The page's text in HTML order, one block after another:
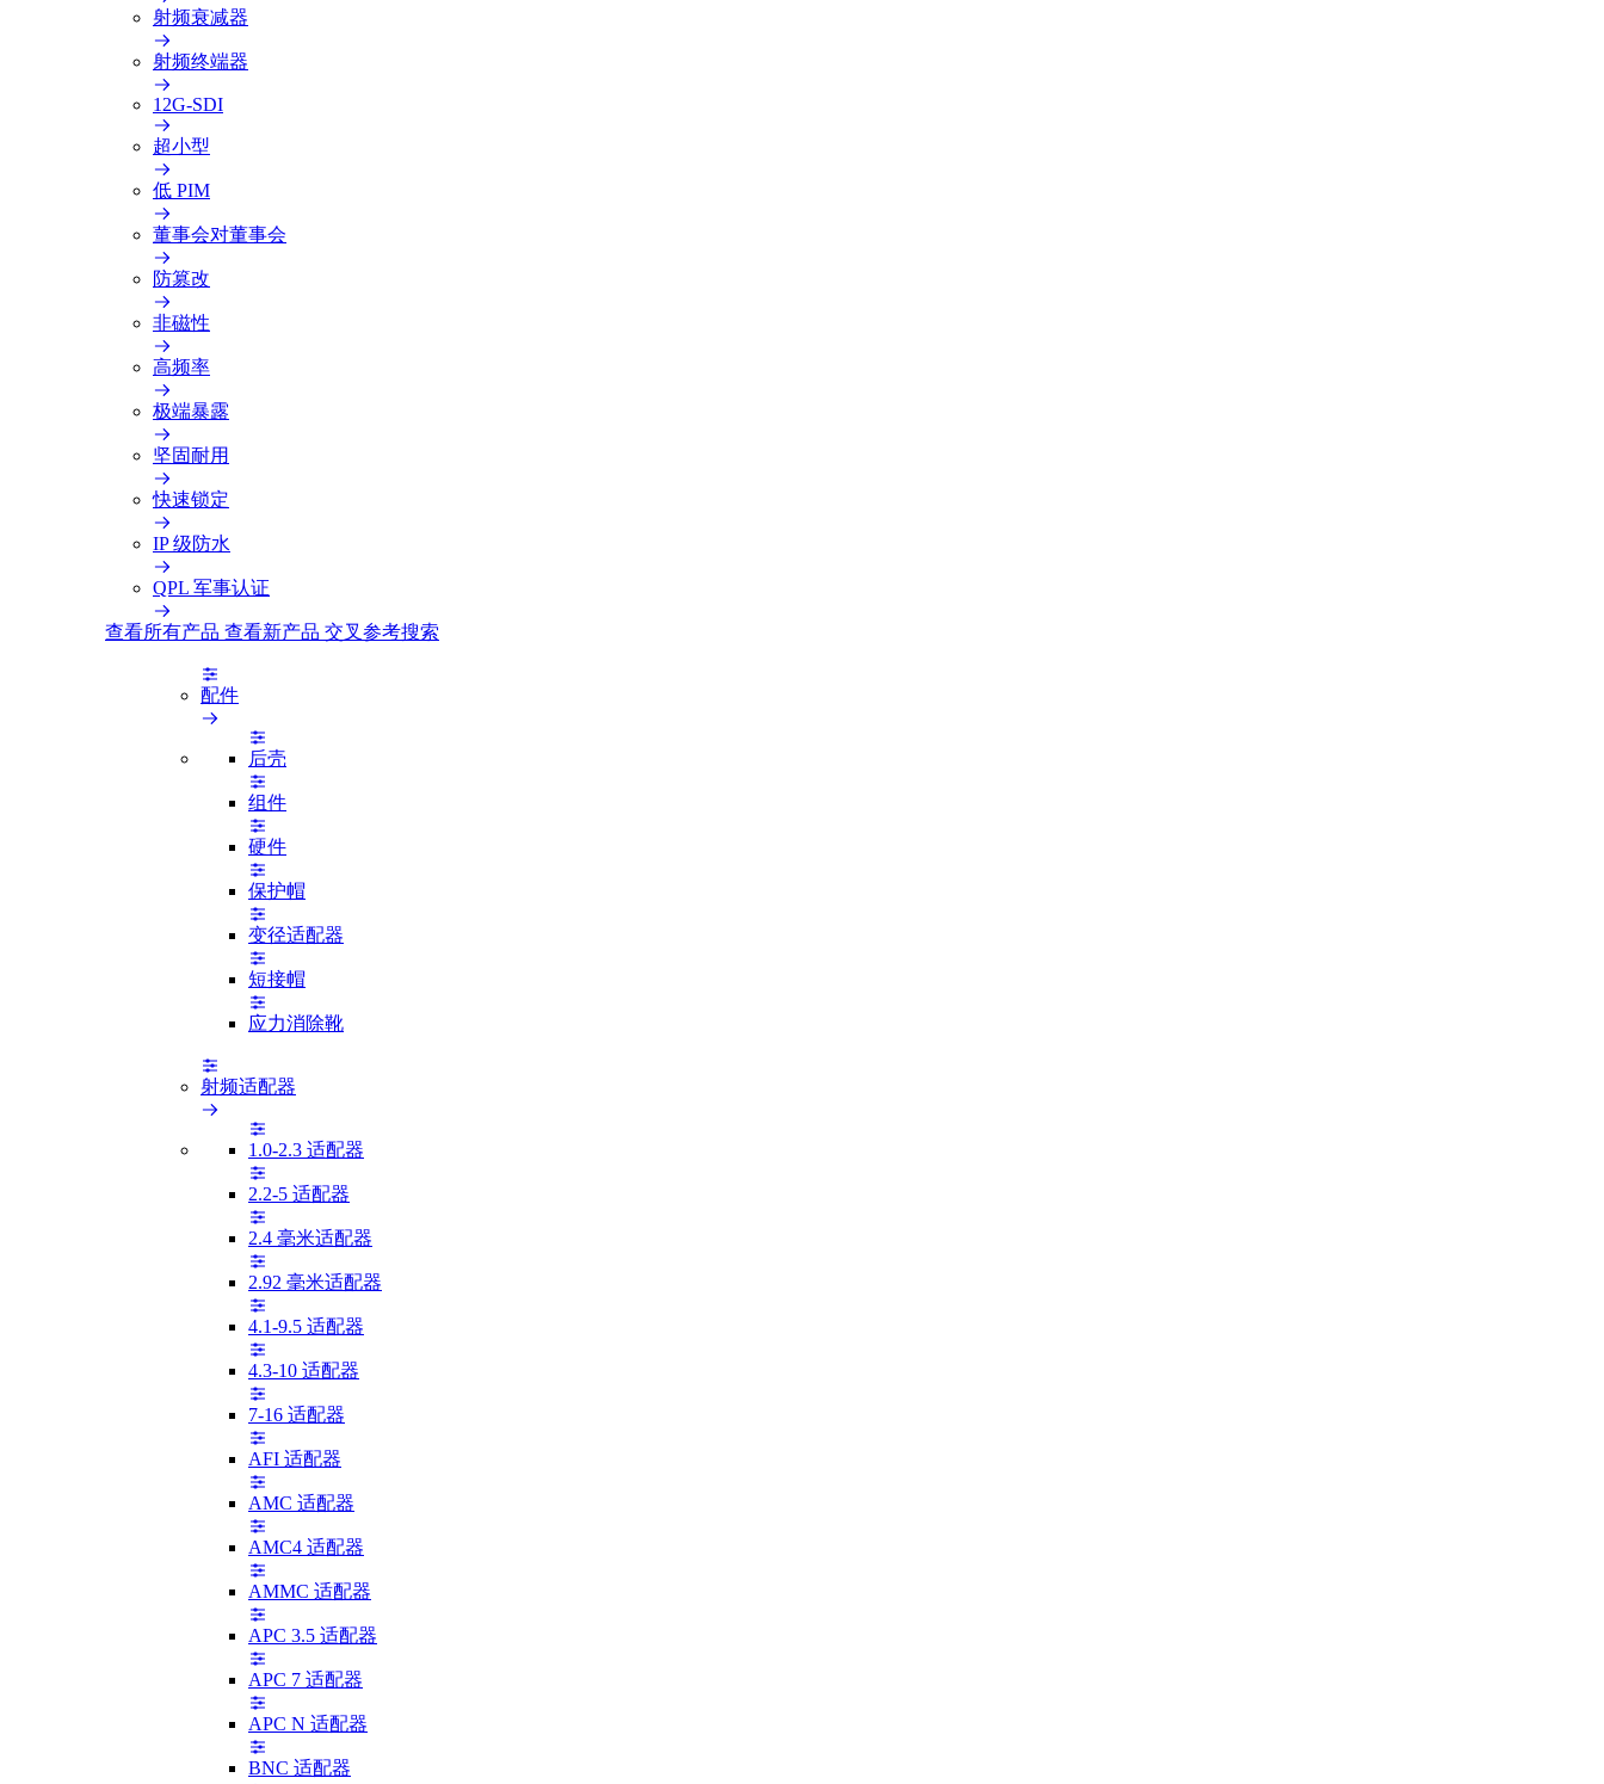
射频衰减器
射频终端器
12G-SDI
超小型
低 PIM
董事会对董事会
防篡改
非磁性
高频率
极端暴露
坚固耐用
快速锁定
IP 级防水
QPL 军事认证
查看所有产品 查看新产品 交叉参考搜索
配件
后壳
组件
硬件
保护帽
变径适配器
短接帽
应力消除靴
射频适配器
1.0-2.3 适配器
2.2-5 适配器
2.4 毫米适配器
2.92 毫米适配器
4.1-9.5 适配器
4.3-10 适配器
7-16 适配器
AFI 适配器
AMC 适配器
AMC4 适配器
AMMC 适配器
APC 3.5 适配器
APC 7 适配器
APC N 适配器
BNC 适配器